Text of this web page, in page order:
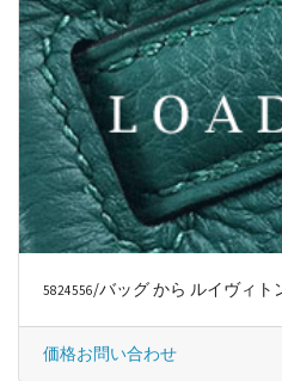
5824556/バッグ から ルイヴィト
価格お問い合わせ